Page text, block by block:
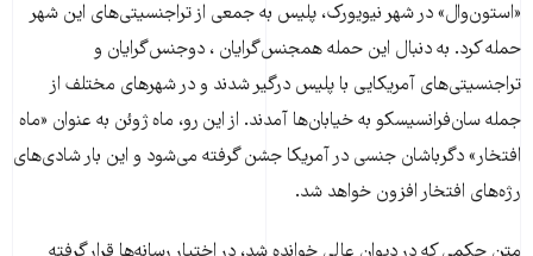
«استون‌وال» در شهر نیویورک، پلیس به جمعی از تراجنسیتی‌های این شهر
حمله کرد. به دنبال این حمله همجنس‌گرایان ، دوجنس‌گرایان و
تراجنسیتی‌های آمریکایی با پلیس درگیر شدند و در شهرهای مختلف از
جمله سان‌فرانسیسکو به خیابان‌ها آمدند. از این رو، ماه ژوئن به عنوان «ماه
افتخار» دگرباشان جنسی در آمریکا جشن گرفته می‌شود و این بار شادی‌های
رژه‌های افتخار افزون خواهد شد.